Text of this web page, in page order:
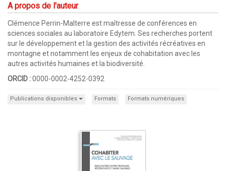
A propos de l'auteur
Clémence Perrin-Malterre est maîtresse de conférences en
sciences sociales au laboratoire Edytem. Ses recherches portent
sur le développement et la gestion des activités récréatives en
montagne et notamment les enjeux de cohabitation avec les
autres activités humaines et la biodiversité.
ORCID :0000-0002-4252-0392
Publications disponibles Formats Formats numériques